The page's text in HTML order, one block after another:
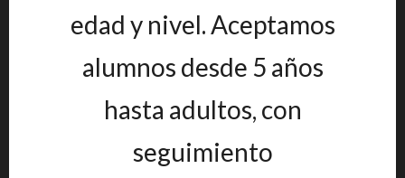
edad y nivel. Aceptamos
alumnos desde 5 años
hasta adultos, con
seguimiento